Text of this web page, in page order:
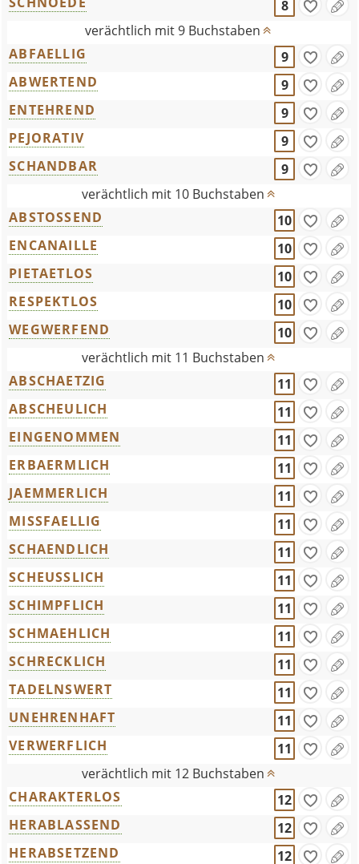
8
verächtlich mit 9 Buchstaben
ABFAELLIG
9
ABWERTEND
9
ENTEHREND
9
PEJORATIV
9
SCHANDBAR
9
verächtlich mit 10 Buchstaben
ABSTOSSEND
10
ENCANAILLE
10
PIETAETLOS
10
RESPEKTLOS
10
WEGWERFEND
10
verächtlich mit 11 Buchstaben
ABSCHAETZIG
11
ABSCHEULICH
11
EINGENOMMEN
11
ERBAERMLICH
11
JAEMMERLICH
11
MISSFAELLIG
11
SCHAENDLICH
11
SCHEUSSLICH
11
SCHIMPFLICH
11
SCHMAEHLICH
11
SCHRECKLICH
11
TADELNSWERT
11
UNEHRENHAFT
11
VERWERFLICH
11
verächtlich mit 12 Buchstaben
CHARAKTERLOS
12
HERABLASSEND
12
HERABSETZEND
12